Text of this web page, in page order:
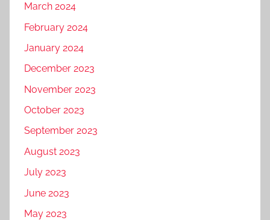
March 2024
February 2024
January 2024
December 2023
November 2023
October 2023
September 2023
August 2023
July 2023
June 2023
May 2023